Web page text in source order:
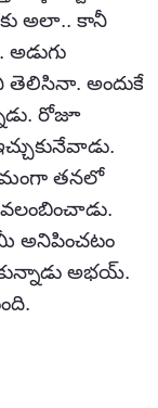
అలా.. కానీ
తెలిసినా. అందుకే
రోజూ
తనలో
అనిపించటం
అభయ్.